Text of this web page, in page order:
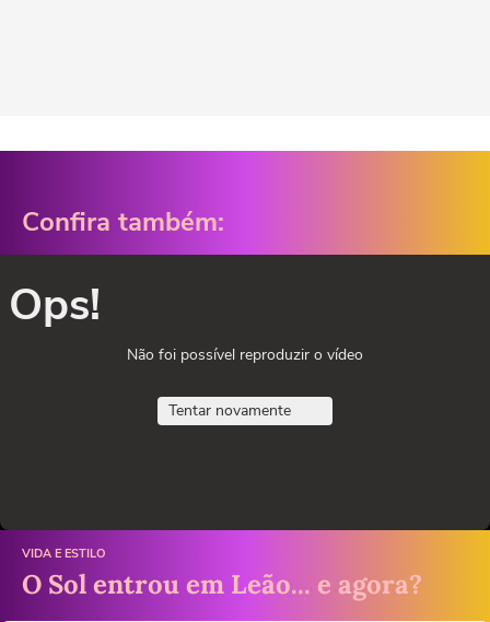
Confira também:
Ops!
Não foi possível reproduzir o vídeo
Tentar novamente
VIDA E ESTILO
O Sol entrou em Leão... e agora?